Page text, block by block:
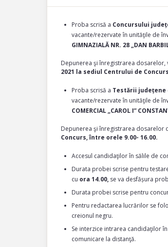
Proba scrisă a Concursului
vacante/rezervate în unităţile de
GIMNAZIALĂ NR. 28 „DAN
Depunerea şi înregistrarea
2021 la sediul Centrului de
Proba scrisă a Testării județene
vacante/rezervate în unităţile de
COMERCIAL „CAROL I”
Depunerea şi înregistrarea dosarelor
Concurs, între orele 9.00- 16.00.
Accesul candidaţilor în sălile de
Durata probei scrise pentru
cu ora 14.00, se va desfășura
Durata probei scrise pentru
Pentru redactarea lucrărilor se
creionul negru.
Se interzice intrarea candidaţilor
comunicare la distanţă.